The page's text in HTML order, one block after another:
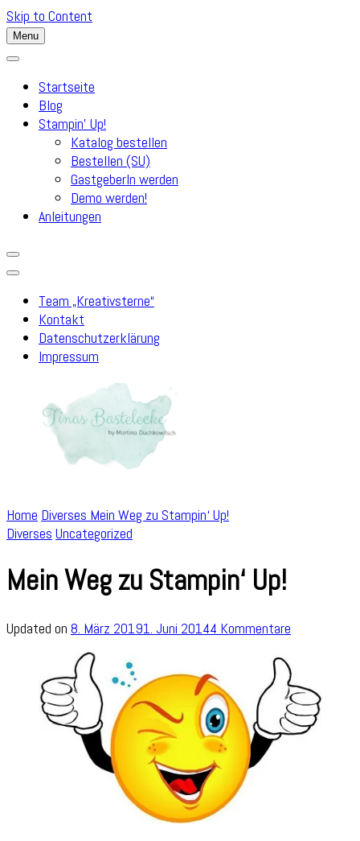
Skip to Content
Menu
Startseite
Blog
Stampin’ Up!
Katalog bestellen
Bestellen (SU)
GastgeberIn werden
Demo werden!
Anleitungen
Team „Kreativsterne“
Kontakt
Datenschutzerklärung
Impressum
Home Diverses Mein Weg zu Stampin‘ Up!
Diverses Uncategorized
Mein Weg zu Stampin‘ Up!
Updated on 8. März 20191. Juni 20144 Kommentare
Weg
zu
Stampin‘
Up!